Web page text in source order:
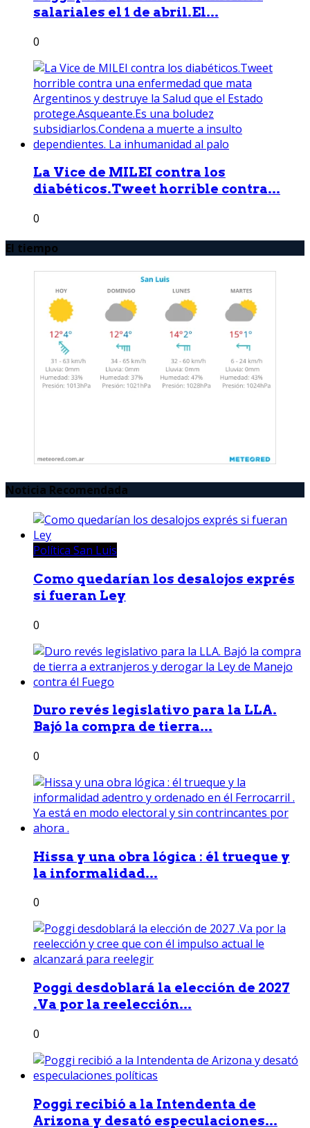
salariales el 1 de abril.El...
0
La Vice de MILEI contra los
diabéticos.Tweet horrible contra...
0
El tiempo
Noticia Recomendada
Política San Luis
Como quedarían los desalojos exprés
si fueran Ley
0
Duro revés legislativo para la LLA.
Bajó la compra de tierra...
0
Hissa y una obra lógica : él trueque y
la informalidad...
0
Poggi desdoblará la elección de 2027
.Va por la reelección...
0
Poggi recibió a la Intendenta de
Arizona y desató especulaciones...